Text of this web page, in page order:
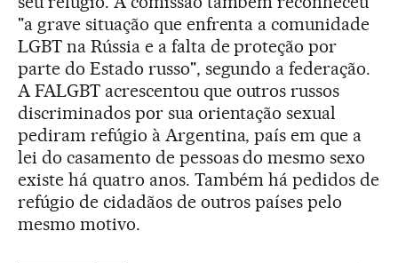
"a grave situação que enfrenta a comunidade
LGBT na Rússia e a falta de proteção por
parte do Estado russo", segundo a federação.
A FALGBT acrescentou que outros russos
discriminados por sua orientação sexual
pediram refúgio à Argentina, país em que a
lei do casamento de pessoas do mesmo sexo
existe há quatro anos. Também há pedidos de
refúgio de cidadãos de outros países pelo
mesmo motivo.